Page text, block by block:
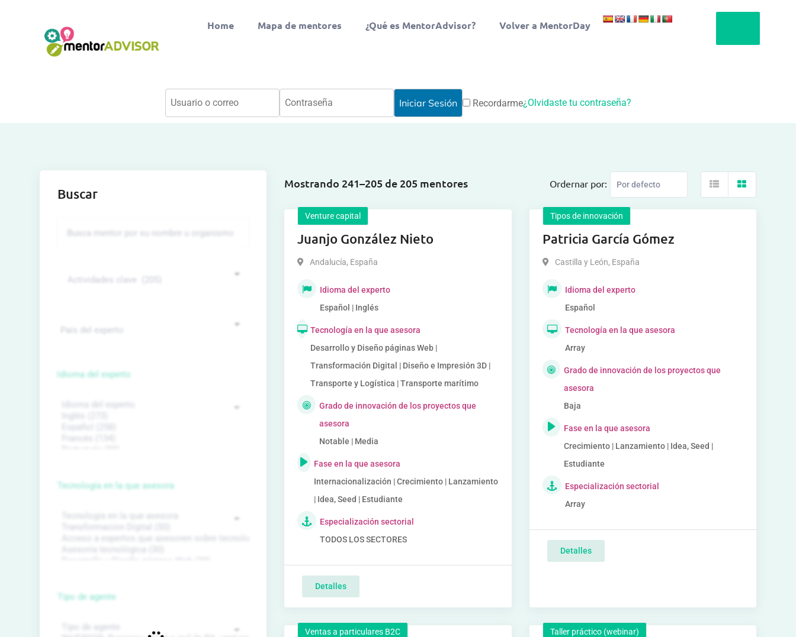
Home Mapa de mentores ¿Qué es MentorAdvisor? Volver a MentorDay
Recordarme¿Olvidaste tu contraseña?
Mostrando 241–205 de 205 mentores Ordernar por:
Venture capital
Juanjo González Nieto
Andalucía, España
Idioma del experto
Español | Inglés
Tecnología en la que asesora
Desarrollo y Diseño páginas Web |
Transformación Digital | Diseño e Impresión 3D |
Transporte y Logística | Transporte marítimo
Grado de innovación de los proyectos que
asesora
Notable | Media
Fase en la que asesora
Internacionalización | Crecimiento | Lanzamiento
| Idea, Seed | Estudiante
Especialización sectorial
TODOS LOS SECTORES
Detalles
Tipos de innovación
Patricia García Gómez
Castilla y León, España
Idioma del experto
Español
Tecnología en la que asesora
Array
Grado de innovación de los proyectos que
asesora
Baja
Fase en la que asesora
Crecimiento | Lanzamiento | Idea, Seed |
Estudiante
Especialización sectorial
Array
Detalles
Ventas a particulares B2C Taller práctico (webinar)
Buscar
Idioma del experto
Tecnología en la que asesora
Tipo de agente